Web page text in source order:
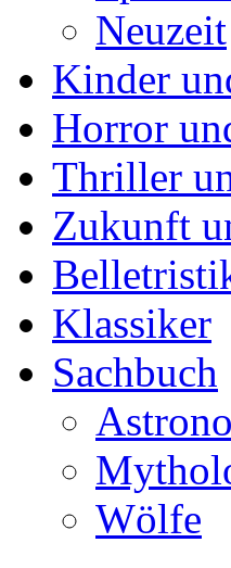
Neuzeit
Kinder
Horror
Thriller
Zukunft
Klassiker
Sachbuch
Wölfe